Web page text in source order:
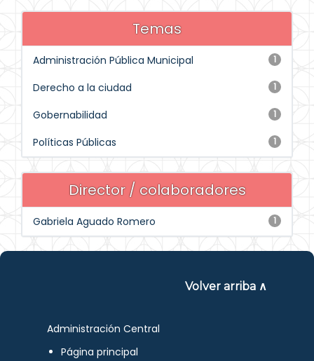
Temas
1
Administración Pública Municipal
1
Derecho a la ciudad
1
Gobernabilidad
1
Políticas Públicas
Director / colaboradores
1
Gabriela Aguado Romero
Volver arriba ∧
Administración Central
Página principal